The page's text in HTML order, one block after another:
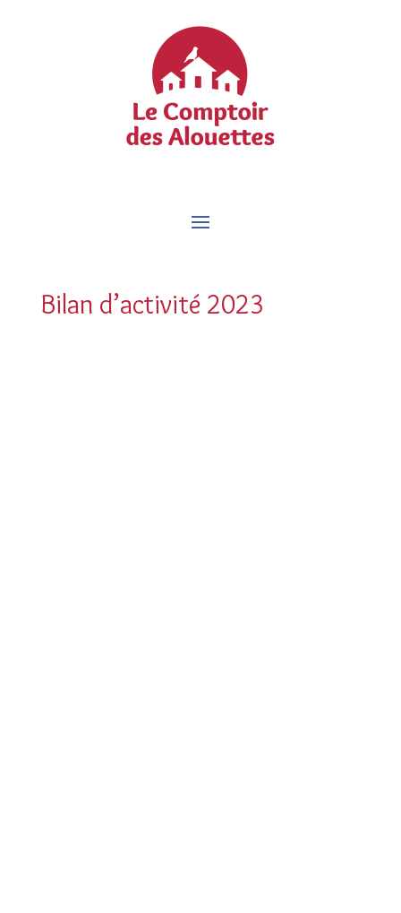
Bilan d’activité 2023